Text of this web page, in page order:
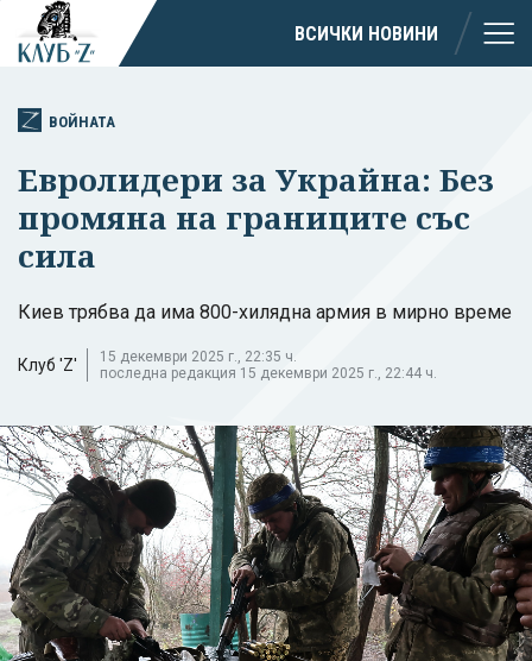
ВСИЧКИ НОВИНИ
ВОЙНАТА
Евролидери за Украйна: Без
промяна на границите със
сила
Киев трябва да има 800-хилядна армия в мирно време
Клуб 'Z'
15 декември 2025 г., 22:35 ч.
последна редакция 15 декември 2025 г., 22:44 ч.